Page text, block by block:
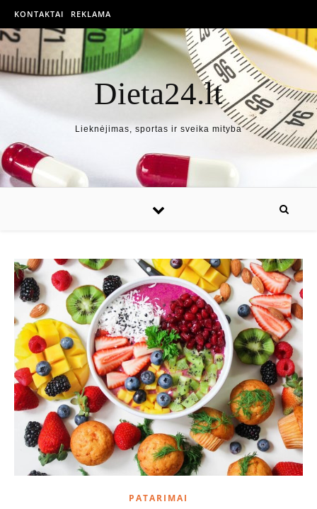
KONTAKTAI REKLAMA
Dieta24.lt
Lieknėjimas, sportas ir sveika mityba
PATARIMAI